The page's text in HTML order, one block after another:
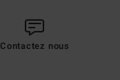
Contactez nous